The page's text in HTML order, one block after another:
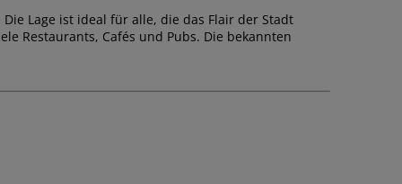
Lage ist ideal für alle, die das Flair der Stadt
Restaurants, Cafés und Pubs. Die bekannten